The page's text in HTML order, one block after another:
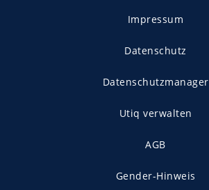
Impressum
Datenschutz
Datenschutzmanager
Utiq verwalten
AGB
Gender-Hinweis